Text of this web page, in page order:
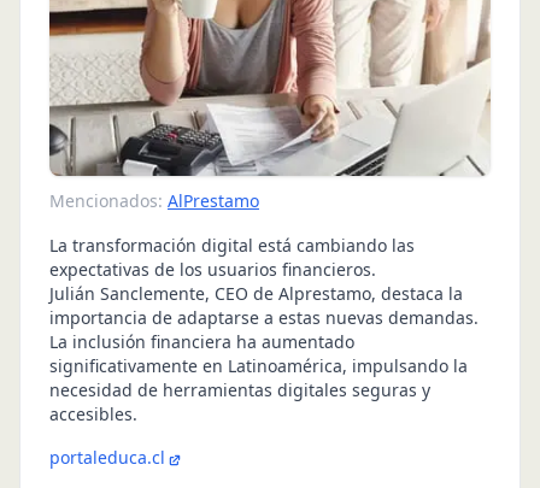
Mencionados: AlPrestamo
La transformación digital está cambiando las
expectativas de los usuarios financieros.
Julián Sanclemente, CEO de Alprestamo, destaca la
importancia de adaptarse a estas nuevas demandas.
La inclusión financiera ha aumentado
significativamente en Latinoamérica, impulsando la
necesidad de herramientas digitales seguras y
accesibles.
portaleduca.cl